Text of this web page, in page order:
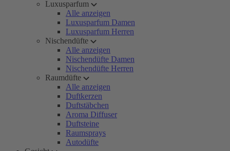
Luxusparfum
Alle anzeigen
Luxusparfum Damen
Luxusparfum Herren
Nischendüfte
Alle anzeigen
Nischendüfte Damen
Nischendüfte Herren
Raumdüfte
Alle anzeigen
Duftkerzen
Duftstäbchen
Aroma Diffuser
Duftsteine
Raumsprays
Autodüfte